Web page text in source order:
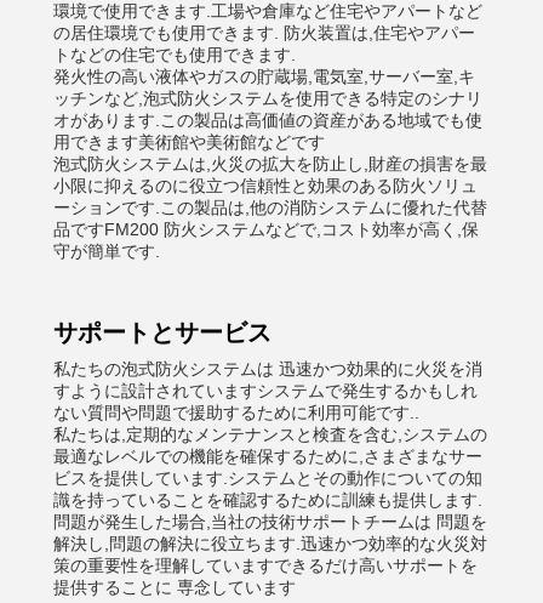
環境で使用できます.工場や倉庫など住宅やアパートなど
の居住環境でも使用できます. 防火装置は,住宅やアパー
トなどの住宅でも使用できます.
発火性の高い液体やガスの貯蔵場,電気室,サーバー室,キ
ッチンなど,泡式防火システムを使用できる特定のシナリ
オがあります.この製品は高価値の資産がある地域でも使
用できます美術館や美術館などです
泡式防火システムは,火災の拡大を防止し,財産の損害を最
小限に抑えるのに役立つ信頼性と効果のある防火ソリュ
ーションです.この製品は,他の消防システムに優れた代替
品ですFM200 防火システムなどで,コスト効率が高く,保
守が簡単です.
サポートとサービス
私たちの泡式防火システムは 迅速かつ効果的に火災を消
すように設計されていますシステムで発生するかもしれ
ない質問や問題で援助するために利用可能です..
私たちは,定期的なメンテナンスと検査を含む,システムの
最適なレベルでの機能を確保するために,さまざまなサー
ビスを提供しています.システムとその動作についての知
識を持っていることを確認するために訓練も提供します.
問題が発生した場合,当社の技術サポートチームは 問題を
解決し,問題の解決に役立ちます.迅速かつ効率的な火災対
策の重要性を理解していますできるだけ高いサポートを
提供することに 専念しています